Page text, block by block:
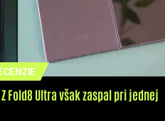
Fold8 Ultra však zaspal pri jednej